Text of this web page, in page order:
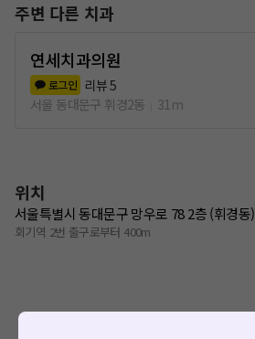
주변 다른 치과
연세치과의원
로그인 리뷰5
서울 동대문구 휘경2동
31m
위치
서울특별시 동대문구 망우로 78 2층 (휘경동)
회기역 2번 출구로부터 400m